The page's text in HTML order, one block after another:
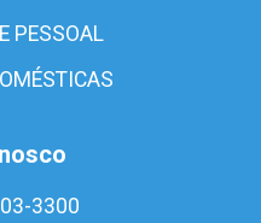
PESSOAL
3300